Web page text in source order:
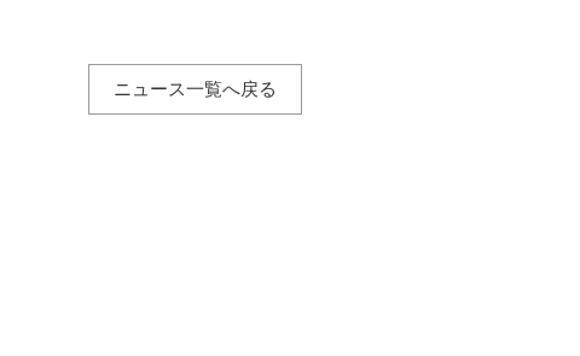
ニュース一覧へ戻る